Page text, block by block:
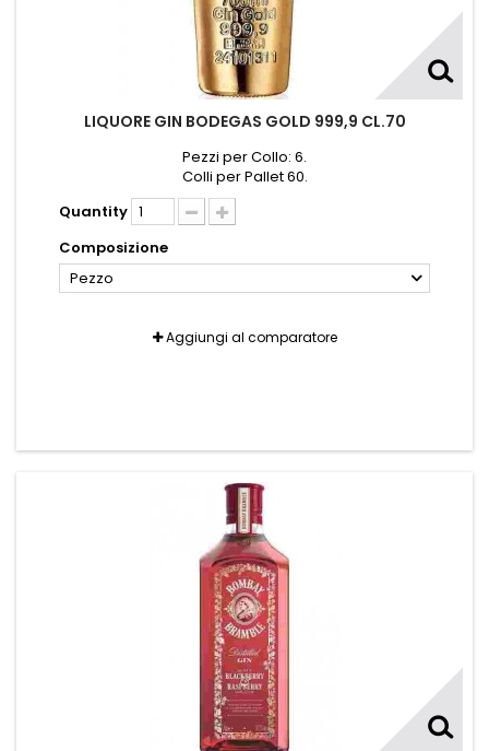
LIQUORE GIN BODEGAS GOLD 999,9 CL.70
Pezzi per Collo: 6.
Colli per Pallet 60.
Quantity
Composizione
Pezzo
Aggiungi al comparatore